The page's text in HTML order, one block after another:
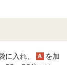
入れ、 A を加